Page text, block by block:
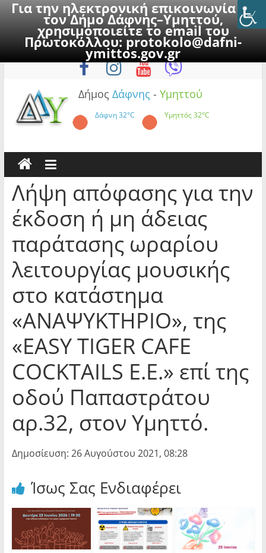
Για την ηλεκτρονική επικοινωνία με
τον Δήμο Δάφνης–Υμηττού,
χρησιμοποιείτε το email του
Πρωτοκόλλου:protokolo@dafni-
ymittos.gov.gr
to
Σάββατο, 8 Αυγούστου 2026
Δήμος Δάφνης - Υμηττού
Δάφνη32°C Υμηττός32°C
Λήψη απόφασης για την
έκδοση ή μη άδειας
παράτασης ωραρίου
λειτουργίας μουσικής
στο κατάστημα
«ΑΝΑΨΥΚΤΗΡΙΟ», της
«EASY TIGER CAFE
COCKTAILS E.E.» επί της
οδού Παπαστράτου
αρ.32, στον Υμηττό.
Δημοσίευση: 26 Αυγούστου 2021, 08:28
Ίσως Σας Ενδιαφέρει